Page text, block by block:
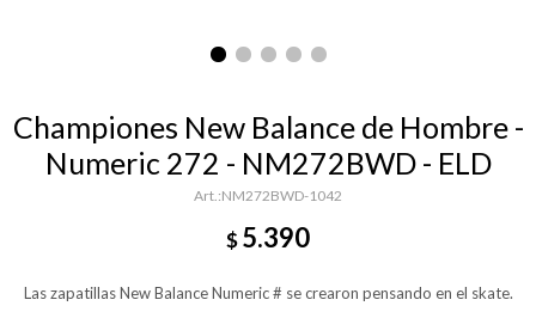
Championes New Balance de Hombre -
Numeric 272 - NM272BWD - ELD
NM272BWD-1042
$5.390
Las zapatillas New Balance Numeric # se crearon pensando en el skate.